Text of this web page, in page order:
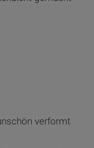
verformt